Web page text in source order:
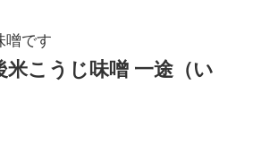
噌です
米こうじ味噌 一途（い